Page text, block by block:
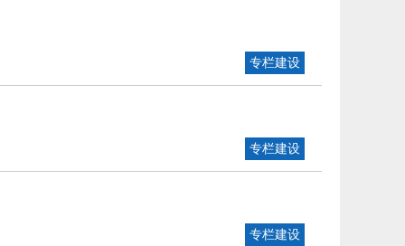
专栏建设
专栏建设
专栏建设